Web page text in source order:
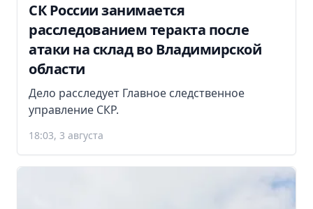
СК России занимается
расследованием теракта после
атаки на склад во Владимирской
области
Дело расследует Главное следственное
управление СКР.
18:03, 3 августа